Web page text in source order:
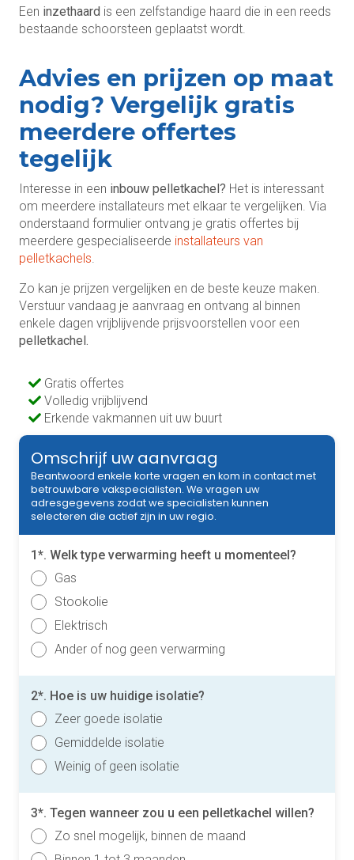
Een inzethaard is een zelfstandige haard die in een reeds
bestaande schoorsteen geplaatst wordt.
Advies en prijzen op maat
nodig? Vergelijk gratis
meerdere offertes
tegelijk
Interesse in een inbouw pelletkachel? Het is interessant
om meerdere installateurs met elkaar te vergelijken. Via
onderstaand formulier ontvang je gratis offertes bij
meerdere gespecialiseerde installateurs van
pelletkachels
Zo kan je prijzen vergelijken en de beste keuze maken.
Verstuur vandaag je aanvraag en ontvang al binnen
enkele dagen vrijblijvende prijsvoorstellen voor een
pelletkachel.
Gratis offertes
Volledig vrijblijvend
Erkende vakmannen uit uw buurt
Omschrijf uw aanvraag
Beantwoord enkele korte vragen en kom in contact met
betrouwbare vakspecialisten. We vragen uw
adresgegevens zodat we specialisten kunnen
selecteren die actief zijn in uw regio.
1*. Welk type verwarming heeft u momenteel?
Gas
Stookolie
Elektrisch
Ander of nog geen verwarming
2*. Hoe is uw huidige isolatie?
Zeer goede isolatie
Gemiddelde isolatie
Weinig of geen isolatie
3*. Tegen wanneer zou u een pelletkachel willen?
Zo snel mogelijk, binnen de maand